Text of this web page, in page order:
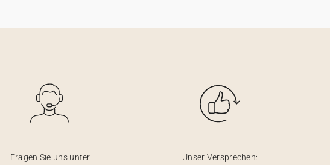
Fragen Sie uns unter
Unser Versprechen: